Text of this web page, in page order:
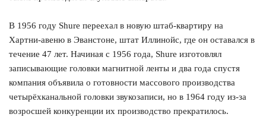
В 1956 году Shure переехал в новую штаб-квартиру на
Хартни-авеню в Эванстоне, штат Иллинойс, где он оставался в
течение 47 лет. Начиная с 1956 года, Shure изготовлял
записывающие головки магнитной ленты и два года спустя
компания объявила о готовности массового производства
четырёхканальной головки звукозаписи, но в 1964 году из-за
возросшей конкуренции их производство прекратилось.